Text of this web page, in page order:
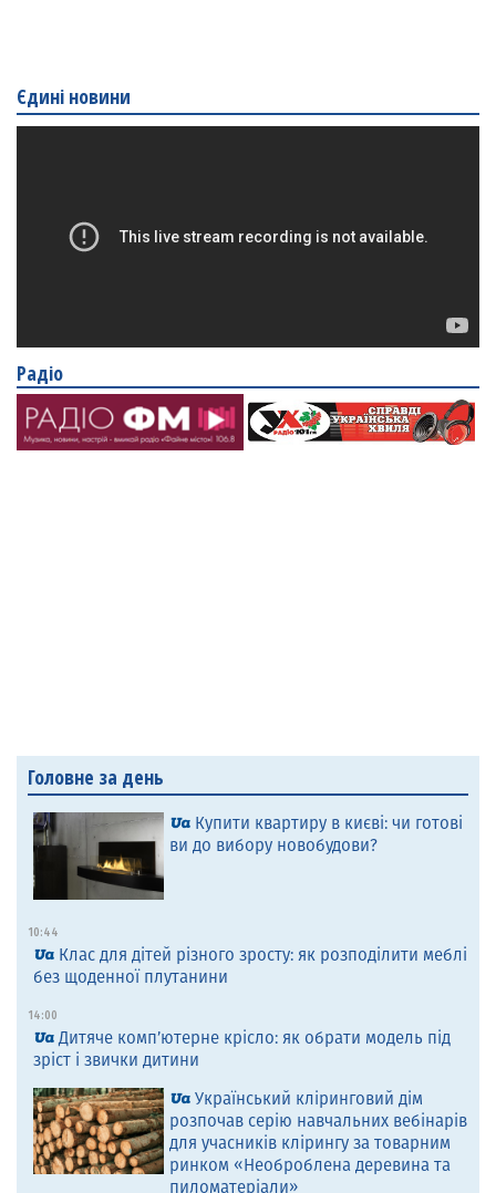
Єдині новини
Радіо
Головне за день
Купити квартиру в києві: чи готові
ви до вибору новобудови?
10:44
Клас для дітей різного зросту: як розподілити меблі
без щоденної плутанини
14:00
Дитяче комп’ютерне крісло: як обрати модель під
зріст і звички дитини
Український кліринговий дім
розпочав серію навчальних вебінарів
для учасників клірингу за товарним
ринком «Необроблена деревина та
пиломатеріали»